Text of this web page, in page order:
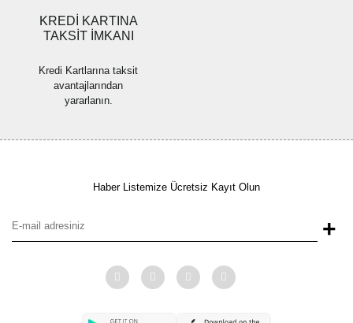
KREDİ KARTINA
TAKSİT İMKANI
Kredi Kartlarına taksit
avantajlarından
yararlanın.
Haber Listemize Ücretsiz Kayıt Olun
+